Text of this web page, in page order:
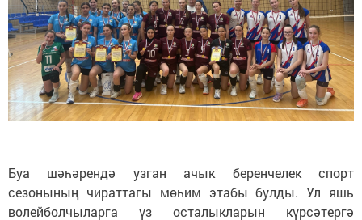
Буа шәһәрендә узган ачык беренчелек спорт
сезонының чираттагы мөһим этабы булды. Ул яшь
волейболчыларга үз осталыкларын күрсәтергә